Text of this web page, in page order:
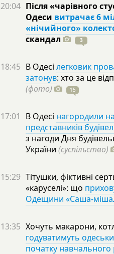
20:04 Після «чарівного
Одеси витрачає 6
«нічийного»
скандал
3
18:45 В Одесі легковик
затонув: хто за це
(фото)
15
17:01 В Одесі нагородили
представників
з нагоди Дня
України (суспільство)
15:29 Тітушки, фіктивні
«каруселі»: що
Одещини «Саша-
13:35 Хочуть макарони,
годуватимуть
початку